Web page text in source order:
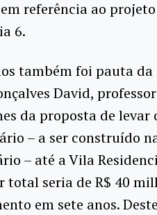
referência ao projeto
6.
também foi pauta da
David,
da proposta de levar
– a ser construído
– até a Vila
seria de R$ 40
em sete anos.